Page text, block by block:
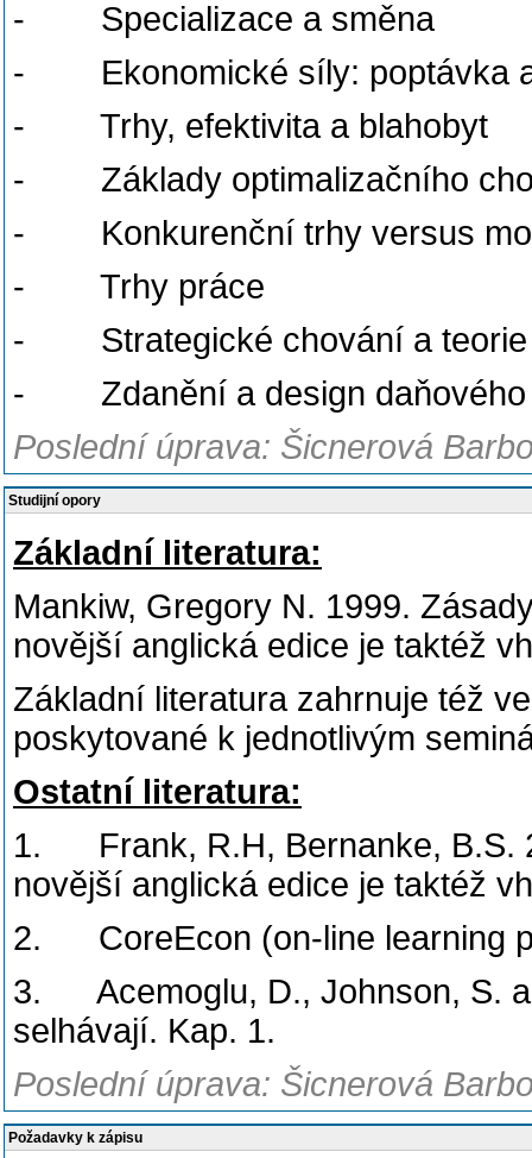
- Specializace a směna
- Ekonomické síly: poptávka
- Trhy, efektivita a blahobyt
- Základy optimalizačního
- Konkurenční trhy versus
- Trhy práce
- Strategické chování a
- Zdanění a design daňového
Poslední úprava: Šicnerová
Studijní opory
Základní literatura:
Mankiw, Gregory N. 1999.
novější anglická edice je taktéž
Základní literatura zahrnuje též
poskytované k jednotlivým
Ostatní literatura:
1. Frank, R.H, Bernanke, B.S.
novější anglická edice je taktéž
2. CoreEcon (on-line learning
3. Acemoglu, D., Johnson, S.
selhávají. Kap. 1.
Poslední úprava: Šicnerová
Požadavky k zápisu